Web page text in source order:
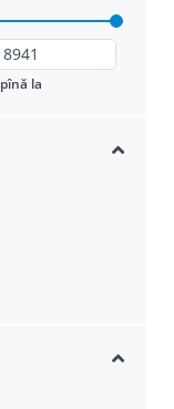
pînă la